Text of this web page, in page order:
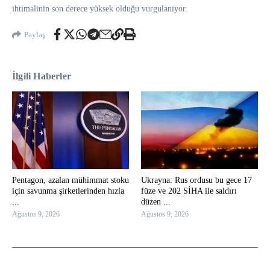
ihtimalinin son derece yüksek olduğu vurgulanıyor.
Paylaş
İlgili Haberler
Pentagon, azalan mühimmat stoku
için savunma şirketlerinden hızla
...
Ağustos 9, 2026
Ukrayna: Rus ordusu bu gece 17
füze ve 202 SİHA ile saldırı
düzen ...
Ağustos 9, 2026